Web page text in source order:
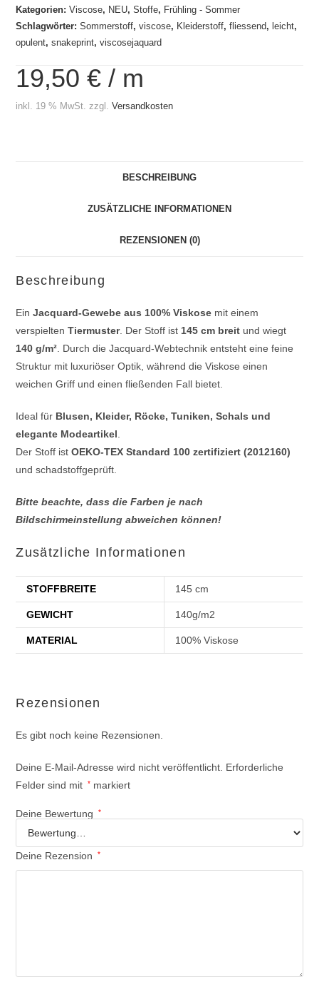
Kategorien:Viscose, NEU,Stoffe, Frühling - Sommer
Schlagwörter:Sommerstoff,viscose, Kleiderstoff,fliessend, leicht,
opulent,snakeprint,viscosejaquard
19,50€ / m
inkl. 19 % MwSt. zzgl.Versandkosten
BESCHREIBUNG
ZUSÄTZLICHE INFORMATIONEN
REZENSIONEN (0)
Beschreibung
EinJacquard-Gewebe aus 100% Viskose mit einem
verspieltenTiermuster. Der Stoff ist 145 cm breit und wiegt
140 g/m² . Durch die Jacquard-Webtechnik entsteht eine feine
Struktur mit luxuriöser Optik, während die Viskose einen
weichen Griff und einen fließenden Fall bietet.
Ideal für Blusen, Kleider, Röcke, Tuniken, Schals und
elegante Modeartikel
Der Stoff istOEKO-TEX Standard 100 zertifiziert (2012160)
und schadstoffgeprüft.
Bitte beachte, dass die Farben je nach
Bildschirmeinstellung abweichen können!
Zusätzliche Informationen
STOFFBREITE 145 cm
GEWICHT 140g/m2
MATERIAL 100% Viskose
Rezensionen
Es gibt noch keine Rezensionen.
Deine E-Mail-Adresse wird nicht veröffentlicht. Erforderliche
Felder sind mit
* markiert
Deine Bewertung *
Deine Rezension *